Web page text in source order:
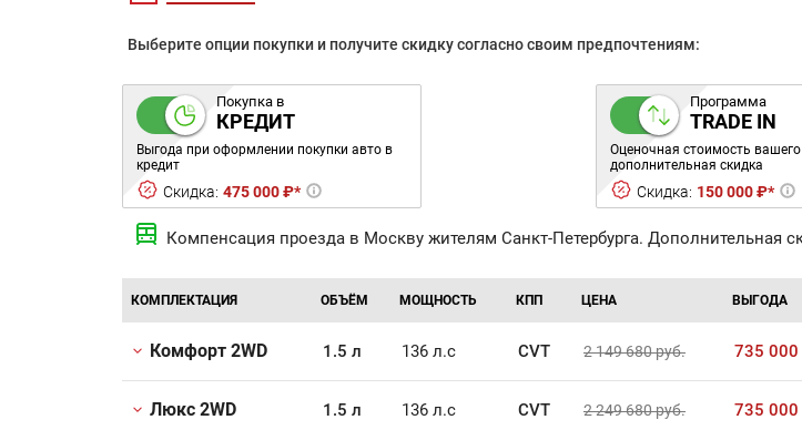
Выберите опции покупки и получите скидку согласно своим предпочтениям:
Покупка в
КРЕДИТ
Выгода при оформлении покупки авто в
кредит
Скидка: 475 000 ₽*
Программа
TRADE IN
Оценочная стоимость
дополнительная скидка
Скидка: 150 000 ₽*
Компенсация проезда в Москву жителям Санкт-Петербурга. Дополнительная
КОМПЛЕКТАЦИЯ ОБЪЁМ МОЩНОСТЬ КПП ЦЕНА ВЫГОДА
Комфорт 2WD 1.5 л 136 л.с CVT 2 149 680руб. 735 000
Люкс 2WD 1.5 л 136 л.с CVT 2 249 680руб. 735 000